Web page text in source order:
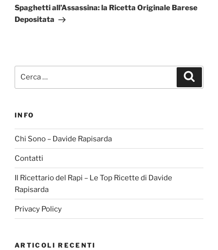
successivo
Spaghetti all’Assassina: la Ricetta Originale Barese
Depositata
INFO
Chi Sono – Davide Rapisarda
Contatti
Il Ricettario del Rapi – Le Top Ricette di Davide
Rapisarda
Privacy Policy
ARTICOLI RECENTI